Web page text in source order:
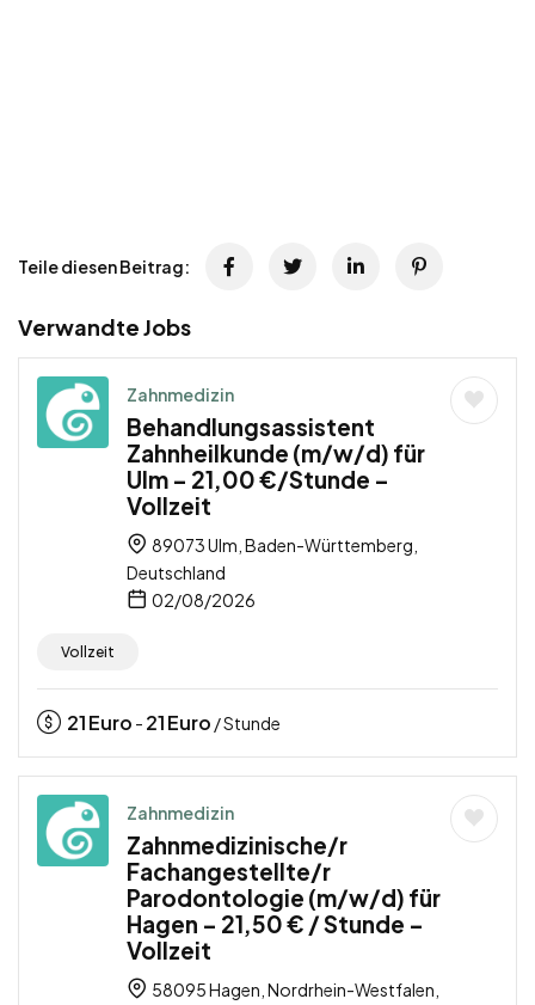
Teile diesen Beitrag:
Verwandte Jobs
Zahnmedizin
Behandlungsassistent
Zahnheilkunde (m/w/d) für
Ulm – 21,00 €/Stunde –
Vollzeit
89073 Ulm, Baden-Württemberg,
Deutschland
02/08/2026
Vollzeit
21Euro - 21Euro / Stunde
Zahnmedizin
Zahnmedizinische/r
Fachangestellte/r
Parodontologie (m/w/d) für
Hagen – 21,50 € / Stunde –
Vollzeit
58095 Hagen, Nordrhein-Westfalen,